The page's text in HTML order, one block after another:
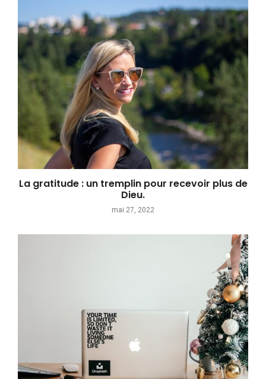
La gratitude : un tremplin pour recevoir plus de
Dieu.
mai 27, 2022